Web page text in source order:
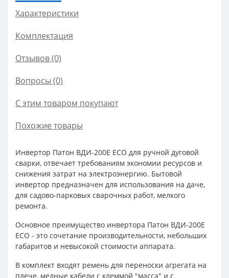
Характеристики
Комплектация
Отзывов (0)
Вопросы (0)
С этим товаром покупают
Похожие товары
Инвертор Патон ВДИ-200E ECO для ручной дуговой
сварки, отвечает требованиям экономии ресурсов и
снижения затрат на электроэнергию. Бытовой
инвертор предназначен для использования на даче,
для садово-парковых сварочных работ, мелкого
ремонта.
Основное преимущество инвертора Патон ВДИ-200E
ECO - это сочетание производительности, небольших
габаритов и невысокой стоимости аппарата.
В комплект входят ремень для переноски агрегата на
плече, медные кабели с клеммой "масса" и с